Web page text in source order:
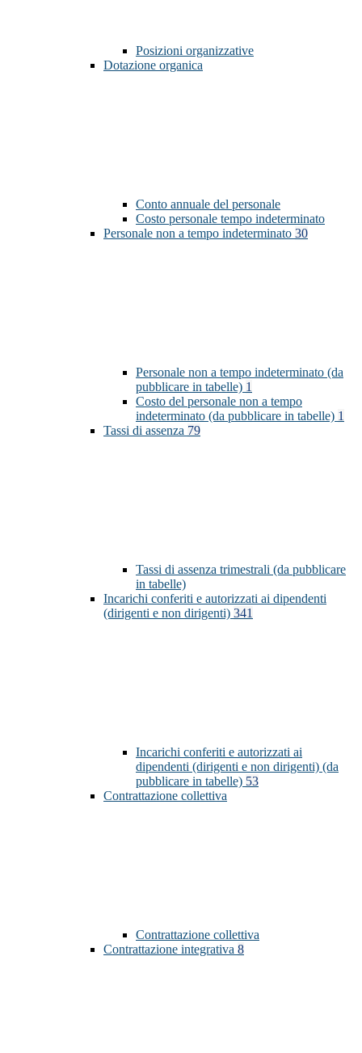
Posizioni organizzative
Dotazione organica
Conto annuale del personale
Costo personale tempo indeterminato
Personale non a tempo indeterminato 30
Personale non a tempo indeterminato (da
pubblicare in tabelle) 1
Costo del personale non a tempo
indeterminato (da pubblicare in tabelle) 1
Tassi di assenza 79
Tassi di assenza trimestrali (da pubblicare
in tabelle)
Incarichi conferiti e autorizzati ai dipendenti
(dirigenti e non dirigenti) 341
Incarichi conferiti e autorizzati ai
dipendenti (dirigenti e non dirigenti) (da
pubblicare in tabelle) 53
Contrattazione collettiva
Contrattazione collettiva
Contrattazione integrativa 8